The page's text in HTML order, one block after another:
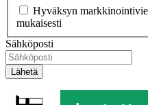
Hyväksyn
mukaisesti
Sähköposti